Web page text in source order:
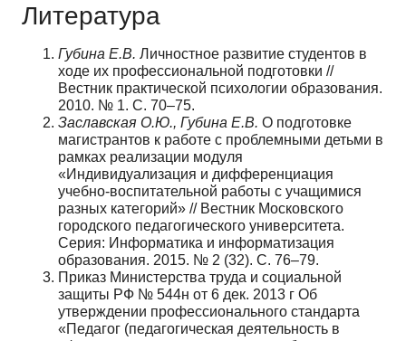
Литература
Губина Е.В. Личностное развитие студентов в
ходе их профессиональной подготовки //
Вестник практической психологии образования.
2010. № 1. С. 70–75.
Заславская О.Ю., Губина Е.В. О подготовке
магистрантов к работе с проблемными детьми в
рамках реализации модуля
«Индивидуализация и дифференциация
учебно-воспитательной работы с учащимися
разных категорий» // Вестник Московского
городского педагогического университета.
Серия: Информатика и информатизация
образования. 2015. № 2 (32). С. 76–79.
Приказ Министерства труда и социальной
защиты РФ № 544н от 6 дек. 2013 г Об
утверждении профессионального стандарта
«Педагог (педагогическая деятельность в